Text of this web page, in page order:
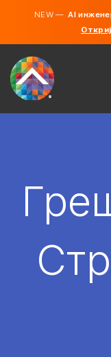
NEW —AI
АНГАЖИРАЈ